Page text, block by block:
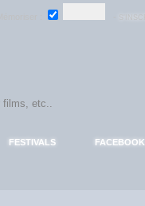
FESTIVALS FACEBOOK